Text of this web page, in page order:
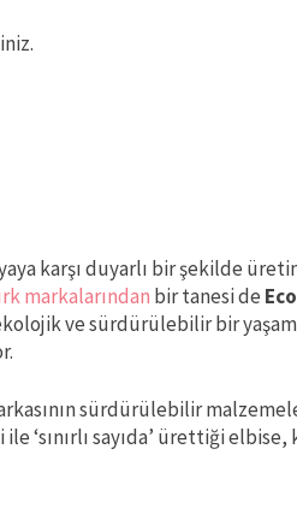
karşı duyarlı bir şekilde
markalarından bir tanesi de
ve sürdürülebilir bir
sürdürülebilir
‘sınırlı sayıda’ ürettiği